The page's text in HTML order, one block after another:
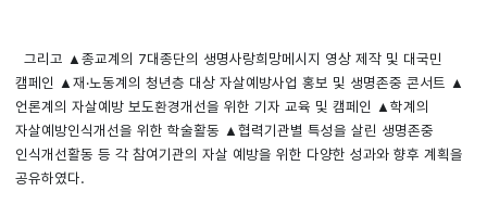
그리고 ▲종교계의 7대종단의 생명사랑희망메시지 영상 제작 및 대국민
캠페인 ▲재·노동계의 청년층 대상 자살예방사업 홍보 및 생명존중 콘서트 ▲
언론계의 자살예방 보도환경개선을 위한 기자 교육 및 캠페인 ▲학계의
자살예방인식개선을 위한 학술활동 ▲협력기관별 특성을 살린 생명존중
인식개선활동 등 각 참여기관의 자살 예방을 위한 다양한 성과와 향후 계획을
공유하였다.